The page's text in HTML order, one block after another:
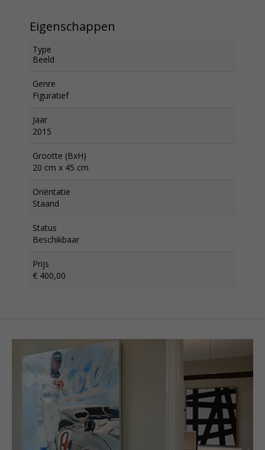
Eigenschappen
Type
Beeld
Genre
Figuratief
Jaar
2015
Grootte (BxH)
20 cm x 45 cm
Oriëntatie
Staand
Status
Beschikbaar
Prijs
€ 400,00